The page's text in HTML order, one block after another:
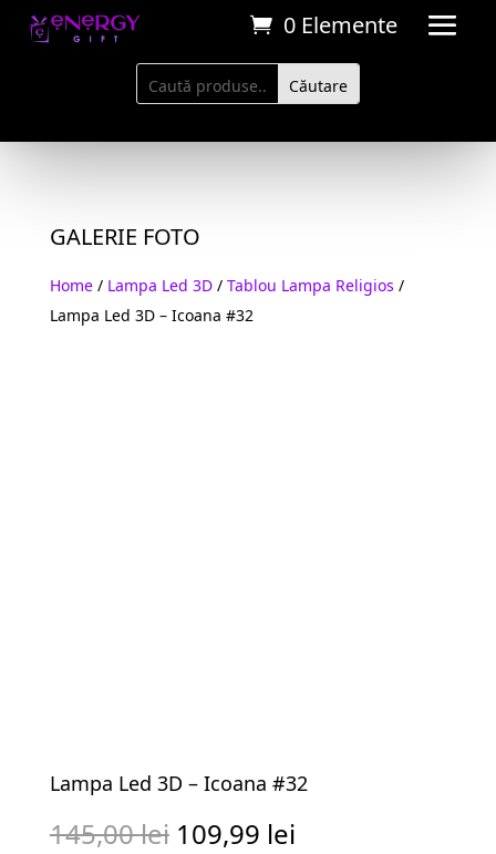
0 Elemente
GALERIE FOTO
Home/ Lampa Led 3D/ Tablou Lampa Religios /
Lampa Led 3D – Icoana #32
Lampa Led 3D – Icoana #32
145,00lei Prețul
109,99 leiPrețul